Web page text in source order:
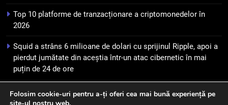
7
WhiteBIT și FC Barcelona
pentru a stimula implicarea
fanilor și inovarea în domeniul
STIRI
8
Lavazza utilizează tehnologia
blockchain pentru a asigura
Top 10 platforme de tranzacționare a criptomonedelor în
2026
Squid a strâns 6 milioane de dolari cu sprijinul Ripple, apoi a
pierdut jumătate din aceștia într-un atac cibernetic în mai
puțin de 24 de ore
Folosim cookie-uri pentru a-ți oferi cea mai bună experiență pe